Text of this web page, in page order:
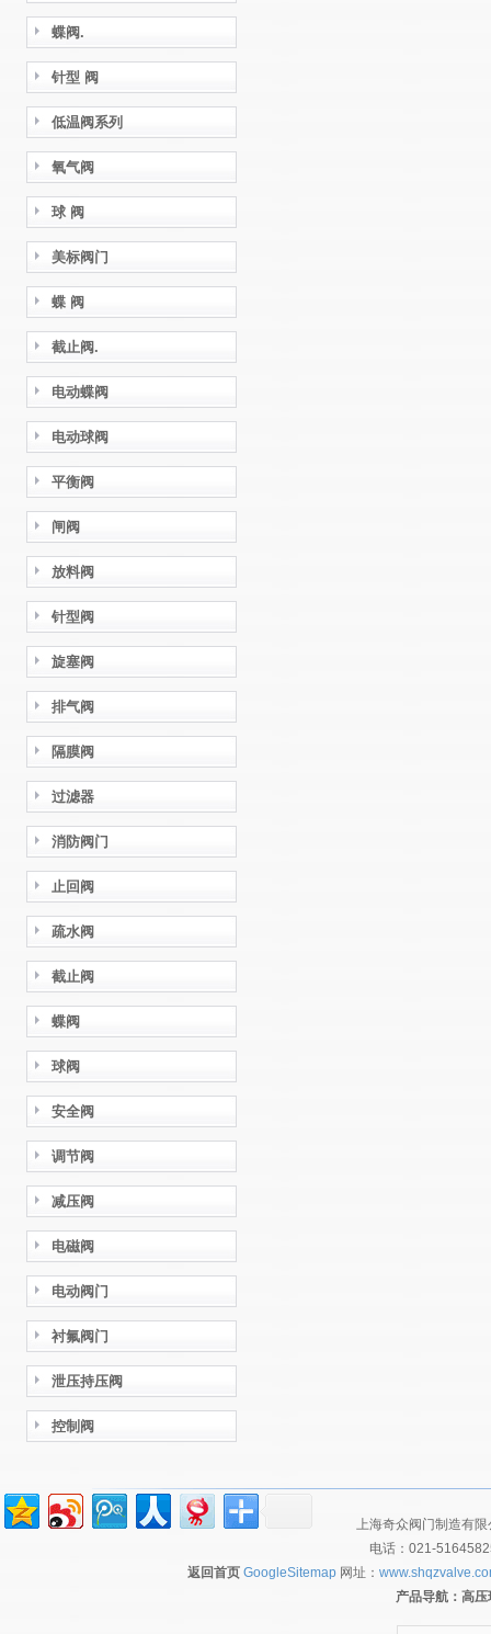
蝶阀.
针型 阀
低温阀系列
氧气阀
球 阀
美标阀门
蝶 阀
截止阀.
电动蝶阀
电动球阀
平衡阀
闸阀
放料阀
针型阀
旋塞阀
排气阀
隔膜阀
过滤器
消防阀门
止回阀
疏水阀
截止阀
蝶阀
球阀
安全阀
调节阀
减压阀
电磁阀
电动阀门
衬氟阀门
泄压持压阀
控制阀
上海奇众阀门制造有
电话：021-
返回首页 GoogleSitemap 网址：
产品导航： 高压